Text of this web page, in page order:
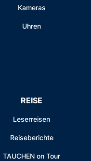
Kameras
Uhren
REISE
Leserreisen
Reiseberichte
TAUCHEN on Tour